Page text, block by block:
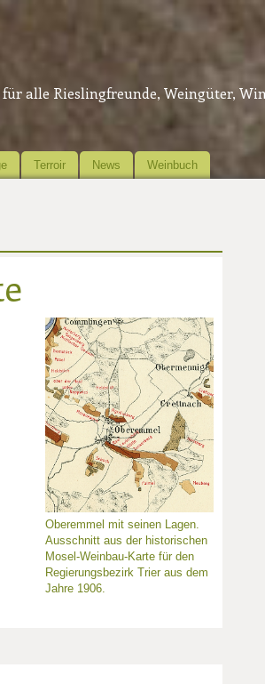
alle Rieslingfreunde, Weingüter,
Terroir News Weinbuch
Oberemmel mit seinen Lagen.
Ausschnitt aus der historischen
Mosel-Weinbau-Karte für den
Regierungsbezirk Trier aus dem
Jahre 1906.